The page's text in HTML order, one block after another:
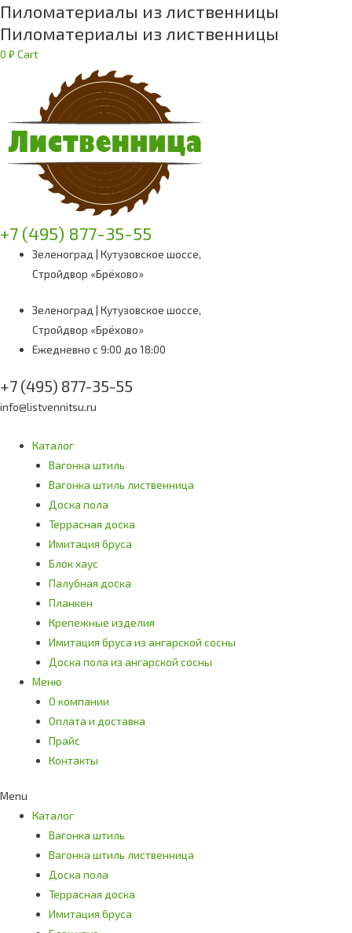
Пиломатериалы из лиственницы
Пиломатериалы из лиственницы
0 ₽ Cart
+7 (495) 877-35-55
Зеленоград | Кутузовское шоссе,
Стройдвор «Брёхово»
Зеленоград | Кутузовское шоссе,
Стройдвор «Брёхово»
Ежедневно с 9:00 до 18:00
+7 (495) 877-35-55
info@listvennitsu.ru
Каталог
Вагонка штиль
Вагонка штиль лиственница
Доска пола
Террасная доска
Имитация бруса
Блок хаус
Палубная доска
Планкен
Крепежные изделия
Имитация бруса из ангарской сосны
Доска пола из ангарской сосны
Меню
О компании
Оплата и доставка
Прайс
Контакты
Menu
Каталог
Вагонка штиль
Вагонка штиль лиственница
Доска пола
Террасная доска
Имитация бруса